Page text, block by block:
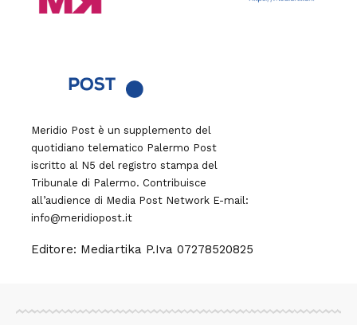
Meridio Post è un supplemento del
quotidiano telematico Palermo Post
iscritto al N5 del registro stampa del
Tribunale di Palermo. Contribuisce
all’audience di Media Post Network E-mail:
info@meridiopost.it
Editore: Mediartika P.Iva 07278520825